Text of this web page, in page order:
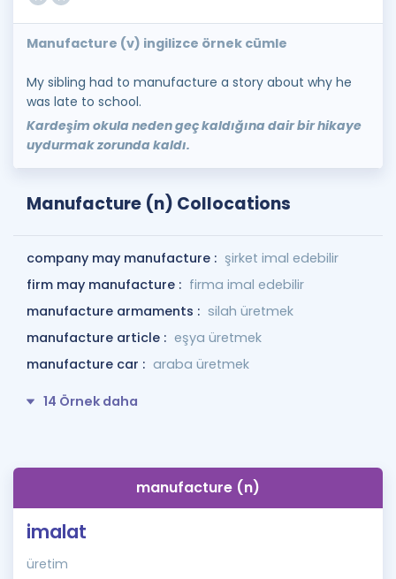
Manufacture (v) ingilizce örnek cümle
My sibling had to manufacture a story about why he
was late to school.
Kardeşim okula neden geç kaldığına dair bir hikaye
uydurmak zorunda kaldı.
Manufacture (n) Collocations
company may manufacture : şirket imal edebilir
firm may manufacture : firma imal edebilir
manufacture armaments : silah üretmek
manufacture article : eşya üretmek
manufacture car : araba üretmek
14 Örnek daha
manufacture (n)
imalat
üretim